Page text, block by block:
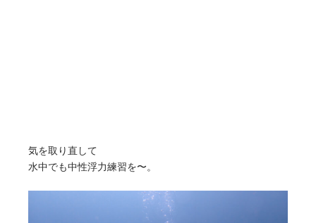
気を取り直して
水中でも中性浮力練習を〜。